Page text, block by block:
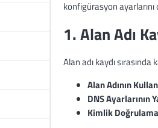
konfigürasyon
1. Alan Adı
Alan adı kaydı
Alan Adının
DNS Ayarlarının
Kimlik